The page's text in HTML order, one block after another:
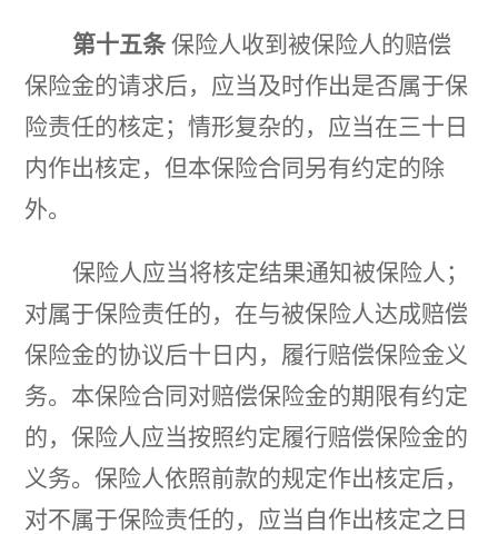
第十五条 保险人收到被保险人的赔偿
保险金的请求后，应当及时作出是否属于保
险责任的核定；情形复杂的，应当在三十日
内作出核定，但本保险合同另有约定的除
外。
保险人应当将核定结果通知被保险人；
对属于保险责任的，在与被保险人达成赔偿
保险金的协议后十日内，履行赔偿保险金义
务。本保险合同对赔偿保险金的期限有约定
的，保险人应当按照约定履行赔偿保险金的
义务。保险人依照前款的规定作出核定后，
对不属于保险责任的，应当自作出核定之日